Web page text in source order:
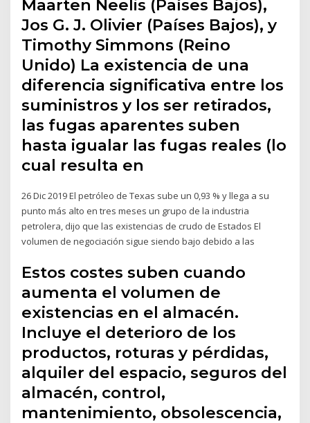
Maarten Neelis (Países Bajos),
Jos G. J. Olivier (Países Bajos), y
Timothy Simmons (Reino
Unido) La existencia de una
diferencia significativa entre los
suministros y los ser retirados,
las fugas aparentes suben
hasta igualar las fugas reales (lo
cual resulta en
26 Dic 2019 El petróleo de Texas sube un 0,93 % y llega a su
punto más alto en tres meses un grupo de la industria
petrolera, dijo que las existencias de crudo de Estados El
volumen de negociación sigue siendo bajo debido a las
Estos costes suben cuando
aumenta el volumen de
existencias en el almacén.
Incluye el deterioro de los
productos, roturas y pérdidas,
alquiler del espacio, seguros del
almacén, control,
mantenimiento, obsolescencia,